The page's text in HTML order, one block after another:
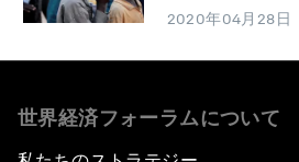
2020年04月28日
世界経済フォーラムについて